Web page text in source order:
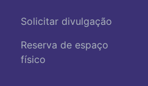
Solicitar divulgação
Reserva de espaço
físico